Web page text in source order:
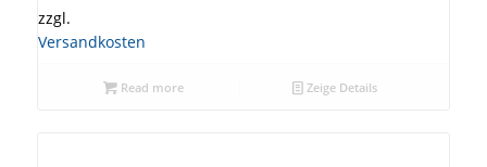
zzgl.
Versandkosten
Read more Zeige Details